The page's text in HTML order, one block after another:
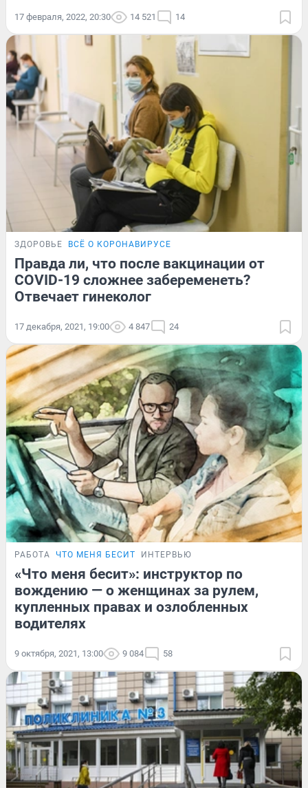
17 февраля, 2022, 20:30 14 521 14
ЗДОРОВЬЕ ВСЁ О КОРОНАВИРУСЕ
Правда ли, что после вакцинации от
COVID-19 сложнее забеременеть?
Отвечает гинеколог
17 декабря, 2021, 19:00 4 847 24
РАБОТА ЧТО МЕНЯ БЕСИТ ИНТЕРВЬЮ
«Что меня бесит»: инструктор по
вождению — о женщинах за рулем,
купленных правах и озлобленных
водителях
9 октября, 2021, 13:00 9 084 58